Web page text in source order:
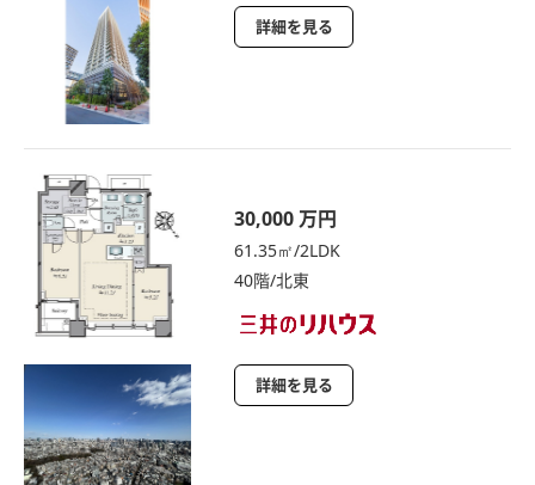
詳細を見る
30,000 万円
61.35㎡/2LDK
40階/北東
詳細を見る